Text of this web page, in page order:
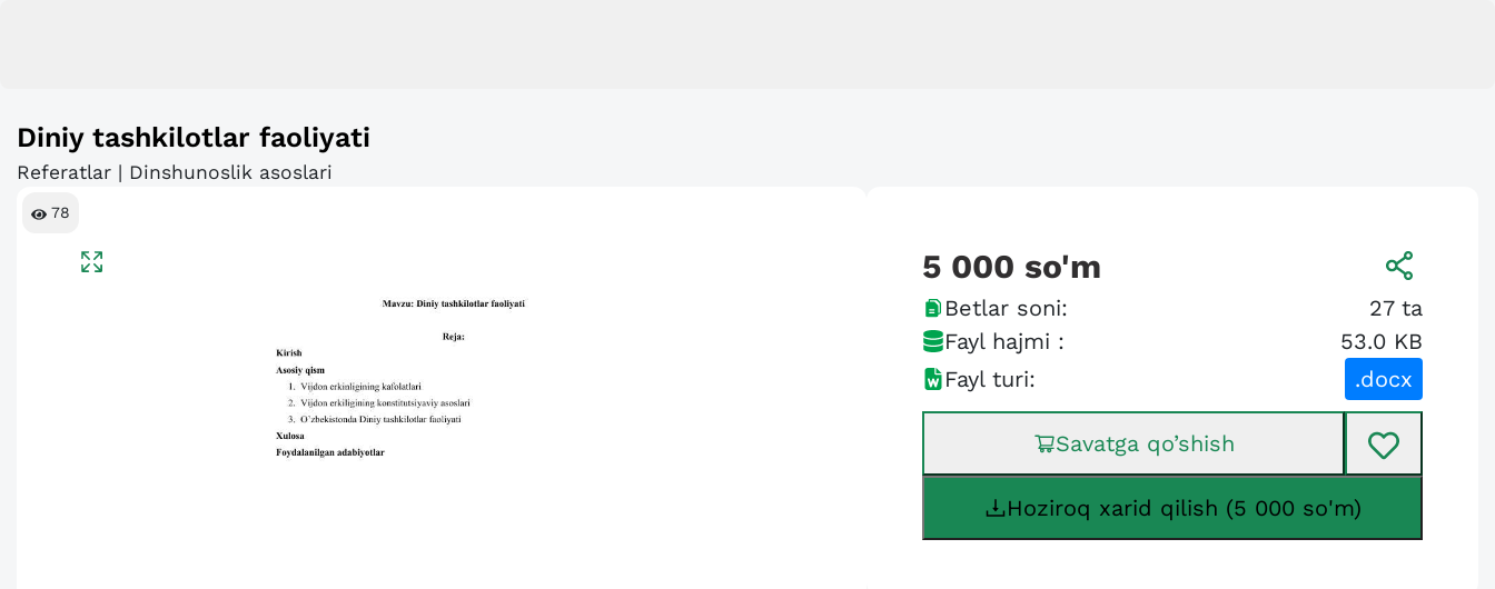
Diniy tashkilotlar faoliyati
Referatlar | Dinshunoslik asoslari
78
5 000 so'm
Betlar soni: 27ta
Fayl hajmi :
53.0 KB
Fayl turi:
.docx
Savatga qo’shish
Hoziroq xarid qilish (5 000 so'm)